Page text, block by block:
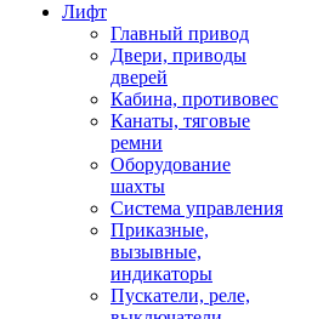
Лифт
Главный привод
Двери, приводы
дверей
Кабина, противовес
Канаты, тяговые
ремни
Оборудование
шахты
Система управления
Приказные,
вызывные,
индикаторы
Пускатели, реле,